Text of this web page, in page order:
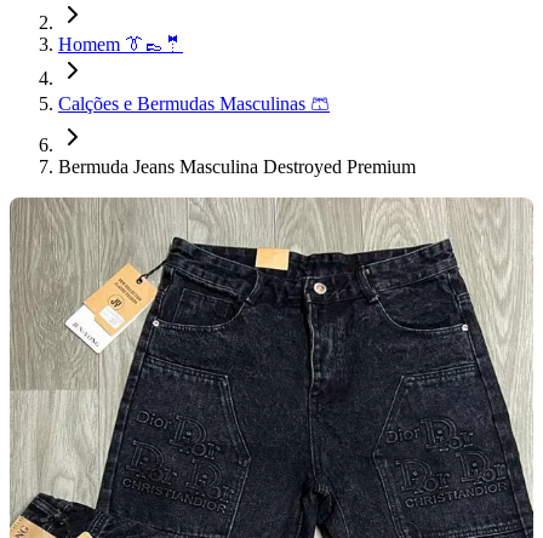
Homem 👔👞🤵
Calções e Bermudas Masculinas 🩳
Bermuda Jeans Masculina Destroyed Premium